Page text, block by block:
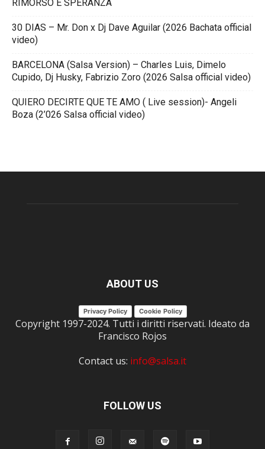
RIMORSO E SPERANZA
30 DIAS – Mr. Don x Dj Dave Aguilar (2026 Bachata official
video)
BARCELONA (Salsa Version) – Charles Luis, Dimelo
Cupido, Dj Husky, Fabrizio Zoro (2026 Salsa official video)
QUIERO DECIRTE QUE TE AMO ( Live session)- Angeli
Boza (2’026 Salsa official video)
ABOUT US
Privacy Policy Cookie Policy
Copyright 1997-2024. Tutti i diritti riservati. Ideato da
Francisco Rojos
Contact us: info@salsa.it
FOLLOW US